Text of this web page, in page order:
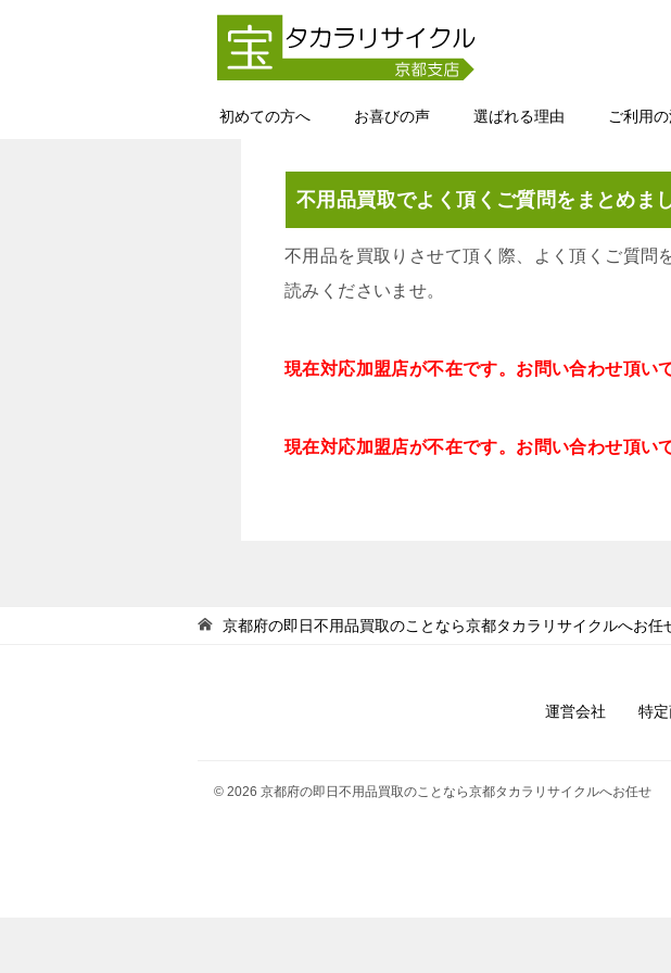
初めての方へ お喜びの声 選ばれる理由 ご利用
不用品買取でよく頂くご質問をまとめま
不用品を買取りさせて頂く際、よく頂くご質問
読みくださいませ。
現在対応加盟店が不在です。お問い合わせ頂い
現在対応加盟店が不在です。お問い合わせ頂い
京都府の即日不用品買取のことなら京都タカラリサイクルへお任
運営会社 特
© 2026 京都府の即日不用品買取のことなら京都タカラリサイクルへお任せ